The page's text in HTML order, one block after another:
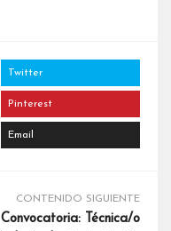
Twitter
Pinterest
Email
CONTENIDO SIGUIENTE
Convocatoria: Técnica/o